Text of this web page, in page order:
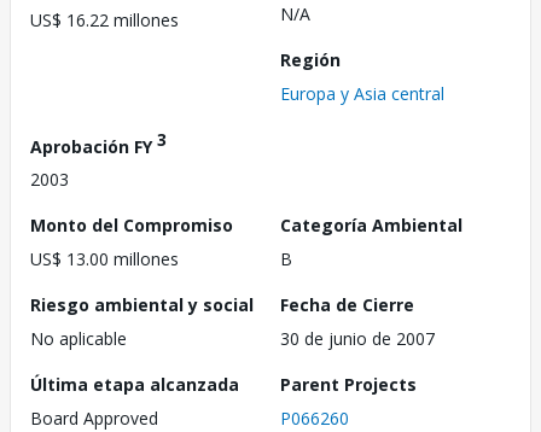
US$ 16.22 millones
N/A
Región
Europa y Asia central
Aprobación FY3
2003
Monto del Compromiso
US$ 13.00 millones
Categoría Ambiental
B
Riesgo ambiental y social
No aplicable
Fecha de Cierre
30 de junio de 2007
Última etapa alcanzada
Board Approved
Parent Projects
P066260